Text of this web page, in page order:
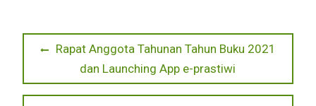
Navigasi
Previous
Rapat Anggota Tahunan Tahun Buku 2021
dan Launching App e-prastiwi